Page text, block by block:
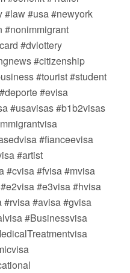
#law #usa #newyork
#nonimmigrant
#dvlottery
#citizenship
#tourist #student
#evisa
#usavisas #b1b2visas
#fianceevisa
#artist
#cvisa #fvisa #mvisa
#e3visa #hvisa
#avisa #gvisa
#Businessvisa